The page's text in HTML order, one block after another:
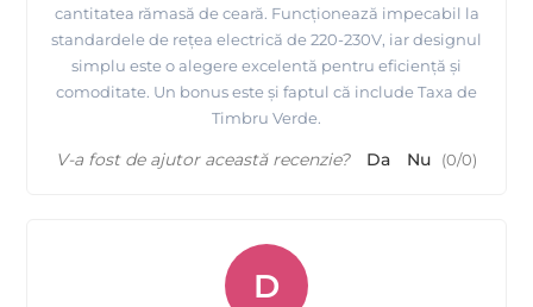
cantitatea rămasă de ceară. Funcționează impecabil la
standardele de rețea electrică de 220-230V, iar designul
simplu este o alegere excelentă pentru eficiență și
comoditate. Un bonus este și faptul că include Taxa de
Timbru Verde.
V-a fost de ajutor această recenzie? Da Nu (0/0)
D